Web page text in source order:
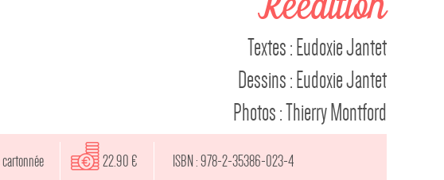
Textes : Eudoxie Jantet
Dessins : Eudoxie Jantet
Photos : Thierry Montford
22.90 € ISBN : 978-2-35386-023-4